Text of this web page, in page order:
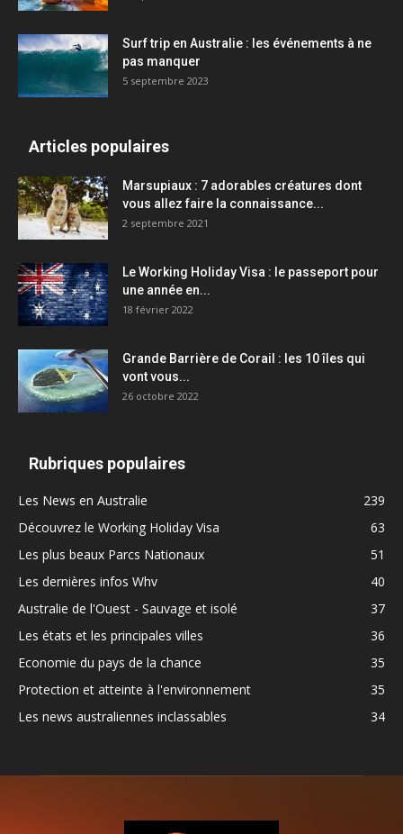
Surf trip en Australie : les événements à ne
pas manquer
5 septembre 2023
Articles populaires
Marsupiaux : 7 adorables créatures dont
vous allez faire la connaissance...
2 septembre 2021
Le Working Holiday Visa : le passeport pour
une année en...
18 février 2022
Grande Barrière de Corail : les 10 îles qui
vont vous...
26 octobre 2022
Rubriques populaires
Les News en Australie
239
Découvrez le Working Holiday Visa
63
Les plus beaux Parcs Nationaux
51
Les dernières infos Whv
40
Australie de l'Ouest - Sauvage et isolé
37
Les états et les principales villes
36
Economie du pays de la chance
35
Protection et atteinte à l'environnement
35
Les news australiennes inclassables
34